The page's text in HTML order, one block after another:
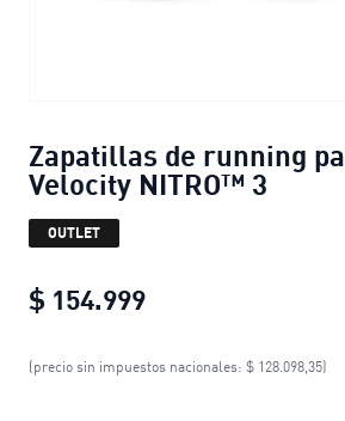
Zapatillas de running
Velocity NITRO™ 3
OUTLET
$ 154.999
Zapatillas de
(precio sin impuestos nacionales: $ 128.098,35)